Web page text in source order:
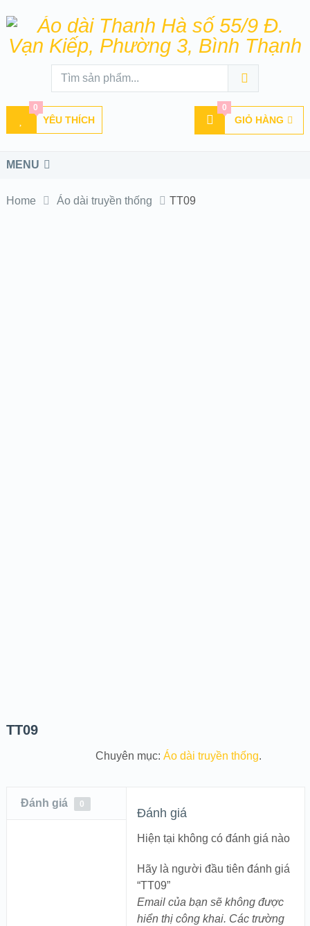
YÊU THÍCH
0
GIỎ HÀNG
0
MENU
Home Áo dài truyền thống TT09
TT09
Chuyên mục: Áo dài truyền thống.
Đánh giá 0
Đánh giá
Hiện tại không có đánh giá nào
Hãy là người đầu tiên đánh giá
“TT09”
Email của bạn sẽ không được
hiển thị công khai. Các trường